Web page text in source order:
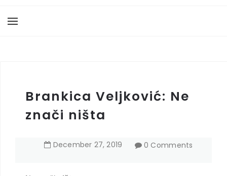
Brankica Veljković: Ne
znači ništa
December 27,2019 0 Comments